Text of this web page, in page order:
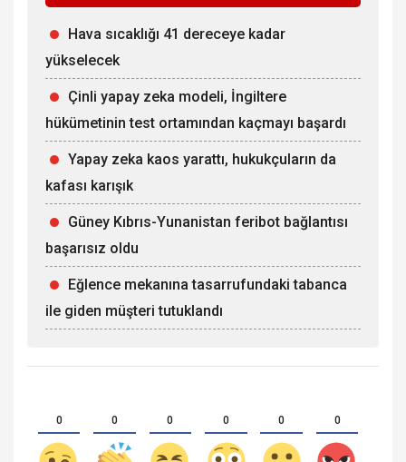
Hava sıcaklığı 41 dereceye kadar
yükselecek
Çinli yapay zeka modeli, İngiltere
hükümetinin test ortamından kaçmayı başardı
Yapay zeka kaos yarattı, hukukçuların da
kafası karışık
Güney Kıbrıs-Yunanistan feribot bağlantısı
başarısız oldu
Eğlence mekanına tasarrufundaki tabanca
ile giden müşteri tutuklandı
0 0 0 0 0 0